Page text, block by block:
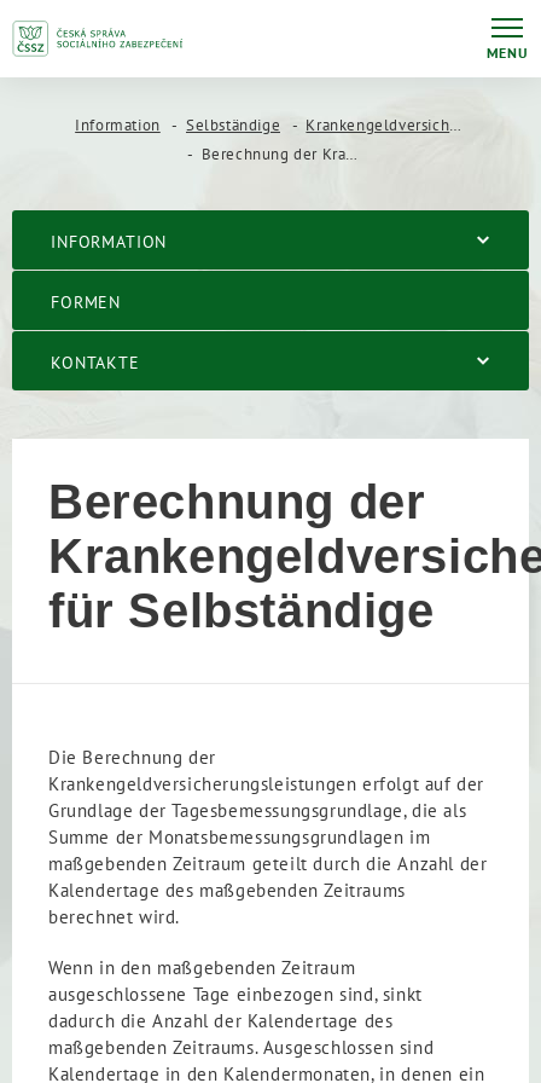
MENU
Information Selbständige
Krankengeldversicherung von Selbständigen
Berechnung der Krankengeldversicherungsleistungen für Selbständige
INFORMATION
FORMEN
KONTAKTE
Berechnung der
für Selbständige
Die Berechnung der
Krankengeldversicherungsleistungen erfolgt auf der
Grundlage der Tagesbemessungsgrundlage, die als
Summe der Monatsbemessungsgrundlagen im
maßgebenden Zeitraum geteilt durch die Anzahl der
Kalendertage des maßgebenden Zeitraums
berechnet wird.
Wenn in den maßgebenden Zeitraum
ausgeschlossene Tage einbezogen sind, sinkt
dadurch die Anzahl der Kalendertage des
maßgebenden Zeitraums. Ausgeschlossen sind
Kalendertage in den Kalendermonaten, in denen ein